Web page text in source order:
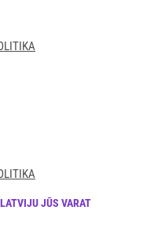
JŪS VARAT